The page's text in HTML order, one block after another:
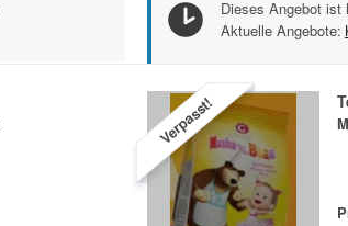
Dieses Angebot ist
Aktuelle Angebote:
Verpasst!